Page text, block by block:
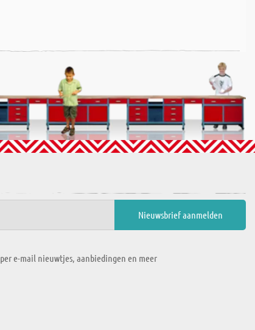
e-mail nieuwtjes, aanbiedingen en meer